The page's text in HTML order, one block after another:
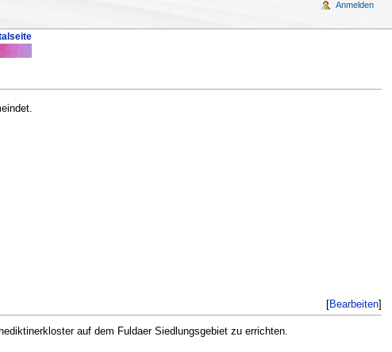
[Bearbeiten]
auf dem Fuldaer Siedlungsgebiet zu errichten.
Anmelden